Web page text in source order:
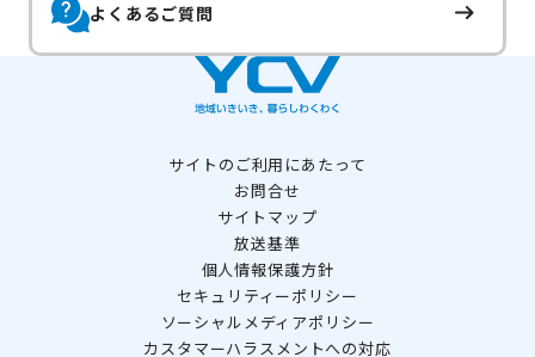
よくあるご質問
サイトのご利用にあたって
お問合せ
サイトマップ
放送基準
個人情報保護方針
セキュリティーポリシー
ソーシャルメディアポリシー
カスタマーハラスメントへの対応